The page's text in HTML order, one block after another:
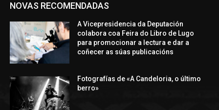
NOVAS RECOMENDADAS
A Vicepresidencia da Deputación
colabora coa Feira do Libro de Lugo
para promocionar a lectura e dar a
coñecer as súas publicacións
Fotografías de «A Candeloria, o último
berro»